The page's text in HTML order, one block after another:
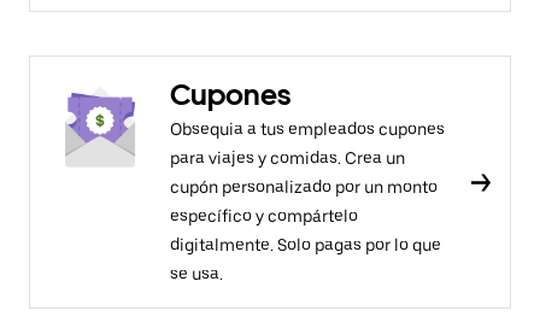
Cupones
Obsequia a tus empleados cupones
para viajes y comidas. Crea un
cupón personalizado por un monto
específico y compártelo
digitalmente. Solo pagas por lo que
se usa.